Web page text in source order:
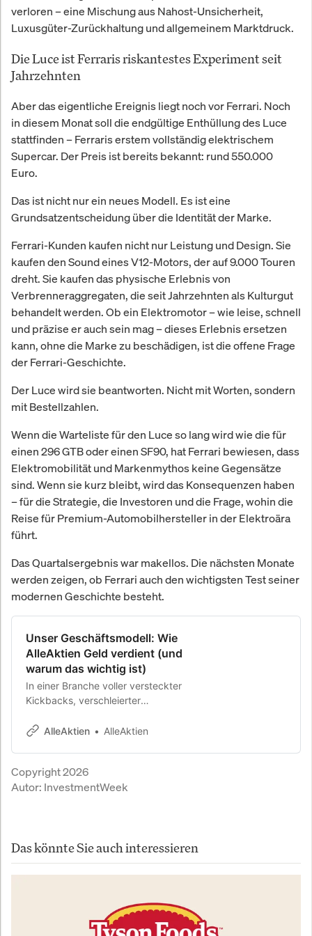
verloren – eine Mischung aus Nahost-Unsicherheit,
Luxusgüter-Zurückhaltung und allgemeinem Marktdruck.
Die Luce ist Ferraris riskantestes Experiment seit
Jahrzehnten
Aber das eigentliche Ereignis liegt noch vor Ferrari. Noch
in diesem Monat soll die endgültige Enthüllung des Luce
stattfinden – Ferraris erstem vollständig elektrischem
Supercar. Der Preis ist bereits bekannt: rund 550.000
Euro.
Das ist nicht nur ein neues Modell. Es ist eine
Grundsatzentscheidung über die Identität der Marke.
Ferrari-Kunden kaufen nicht nur Leistung und Design. Sie
kaufen den Sound eines V12-Motors, der auf 9.000 Touren
dreht. Sie kaufen das physische Erlebnis von
Verbrenneraggregaten, die seit Jahrzehnten als Kulturgut
behandelt werden. Ob ein Elektromotor – wie leise, schnell
und präzise er auch sein mag – dieses Erlebnis ersetzen
kann, ohne die Marke zu beschädigen, ist die offene Frage
der Ferrari-Geschichte.
Der Luce wird sie beantworten. Nicht mit Worten, sondern
mit Bestellzahlen.
Wenn die Warteliste für den Luce so lang wird wie die für
einen 296 GTB oder einen SF90, hat Ferrari bewiesen, dass
Elektromobilität und Markenmythos keine Gegensätze
sind. Wenn sie kurz bleibt, wird das Konsequenzen haben
– für die Strategie, die Investoren und die Frage, wohin die
Reise für Premium-Automobilhersteller in der Elektroära
führt.
Das Quartalsergebnis war makellos. Die nächsten Monate
werden zeigen, ob Ferrari auch den wichtigsten Test seiner
modernen Geschichte besteht.
Unser Geschäftsmodell: Wie
AlleAktien Geld verdient (und
warum das wichtig ist)
In einer Branche voller versteckter
Kickbacks, verschleierter
Interessenskonflikte gehen wir
genau, wie AlleAktien funktioniert:
100% unserer Einnahmen stammen
(keine Trading-Provisionen, keine
Fonds-Kickbacks, kein
Datenverkauf) und wo wir im
Fool und deutschen Finanzportalen
stehen. Inklusive: Welche
AlleAktien AlleAktien
Copyright 2026
Autor: InvestmentWeek
Das könnte Sie auch interessieren